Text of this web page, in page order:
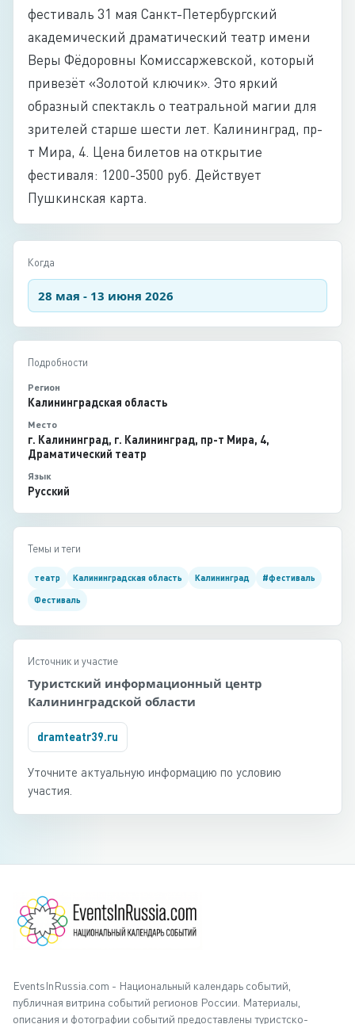
фестиваль 31 мая Санкт-Петербургский
академический драматический театр имени
Веры Фёдоровны Комиссаржевской, который
привезёт «Золотой ключик». Это яркий
образный спектакль о театральной магии для
зрителей старше шести лет. Калининград, пр-
т Мира, 4. Цена билетов на открытие
фестиваля: 1200-3500 руб. Действует
Пушкинская карта.
Когда
28 мая - 13 июня 2026
Подробности
Регион
Калининградская область
Место
г. Калининград, г. Калининград, пр-т Мира, 4,
Драматический театр
Язык
Русский
Темы и теги
театр Калининградская область Калининград #фестиваль
Фестиваль
Источник и участие
Туристский информационный центр
Калининградской области
dramteatr39.ru
Уточните актуальную информацию по условию
участия.
EventsInRussia.com - Национальный календарь событий,
публичная витрина событий регионов России. Материалы,
описания и фотографии событий предоставлены туристско-